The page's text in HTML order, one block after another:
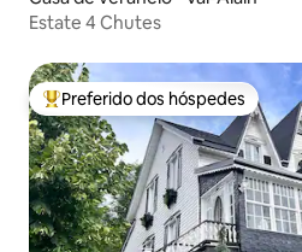
Estate 4 Chutes
Entre os melhores preferidos
Preferido dos hóspedes